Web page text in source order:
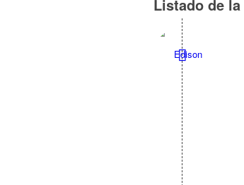
Listado de